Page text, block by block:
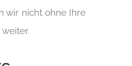
wir nicht ohne Ihre